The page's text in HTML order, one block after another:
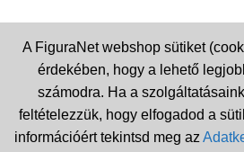
A FiguraNet webshop sütiket
érdekében, hogy a lehető
számodra. Ha a
feltételezzük, hogy elfogadod a
információért tekintsd meg az